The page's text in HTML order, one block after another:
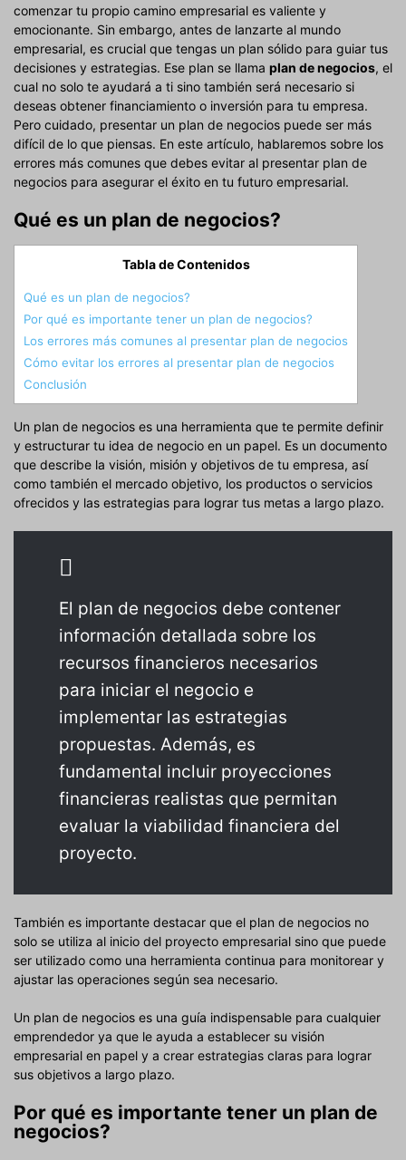
comenzar tu propio camino empresarial es valiente y
emocionante. Sin embargo, antes de lanzarte al mundo
empresarial, es crucial que tengas un plan sólido para guiar tus
decisiones y estrategias. Ese plan se llama plan de negocios, el
cual no solo te ayudará a ti sino también será necesario si
deseas obtener financiamiento o inversión para tu empresa.
Pero cuidado, presentar un plan de negocios puede ser más
difícil de lo que piensas. En este artículo, hablaremos sobre los
errores más comunes que debes evitar al presentar plan de
negocios para asegurar el éxito en tu futuro empresarial.
Qué es un plan de negocios?
Tabla de Contenidos
Qué es un plan de negocios?
Por qué es importante tener un plan de negocios?
Los errores más comunes al presentar plan de negocios
Cómo evitar los errores al presentar plan de negocios
Conclusión
Un plan de negocios es una herramienta que te permite definir
y estructurar tu idea de negocio en un papel. Es un documento
que describe la visión, misión y objetivos de tu empresa, así
como también el mercado objetivo, los productos o servicios
ofrecidos y las estrategias para lograr tus metas a largo plazo.
El plan de negocios debe contener
información detallada sobre los
recursos financieros necesarios
para iniciar el negocio e
implementar las estrategias
propuestas. Además, es
fundamental incluir proyecciones
financieras realistas que permitan
evaluar la viabilidad financiera del
proyecto.
También es importante destacar que el plan de negocios no
solo se utiliza al inicio del proyecto empresarial sino que puede
ser utilizado como una herramienta continua para monitorear y
ajustar las operaciones según sea necesario.
Un plan de negocios es una guía indispensable para cualquier
emprendedor ya que le ayuda a establecer su visión
empresarial en papel y a crear estrategias claras para lograr
sus objetivos a largo plazo.
Por qué es importante tener un plan de
negocios?